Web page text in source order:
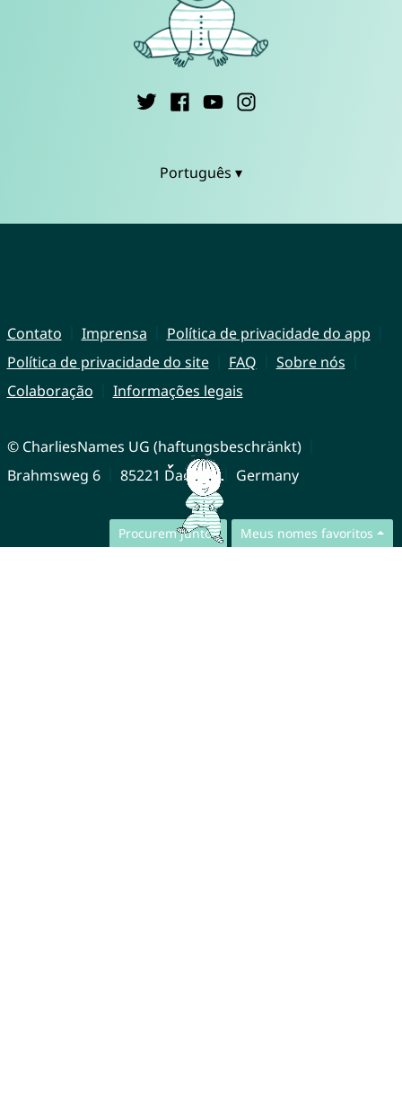
Procurem juntos Meus nomes favoritos
Português ▾
Contato Imprensa
Política de privacidade do app
Política de privacidade do site
FAQ
Sobre nós
Colaboração
Informações legais
© CharliesNames UG (haftungsbeschränkt)
Brahmsweg 6
85221 Dachau Germany